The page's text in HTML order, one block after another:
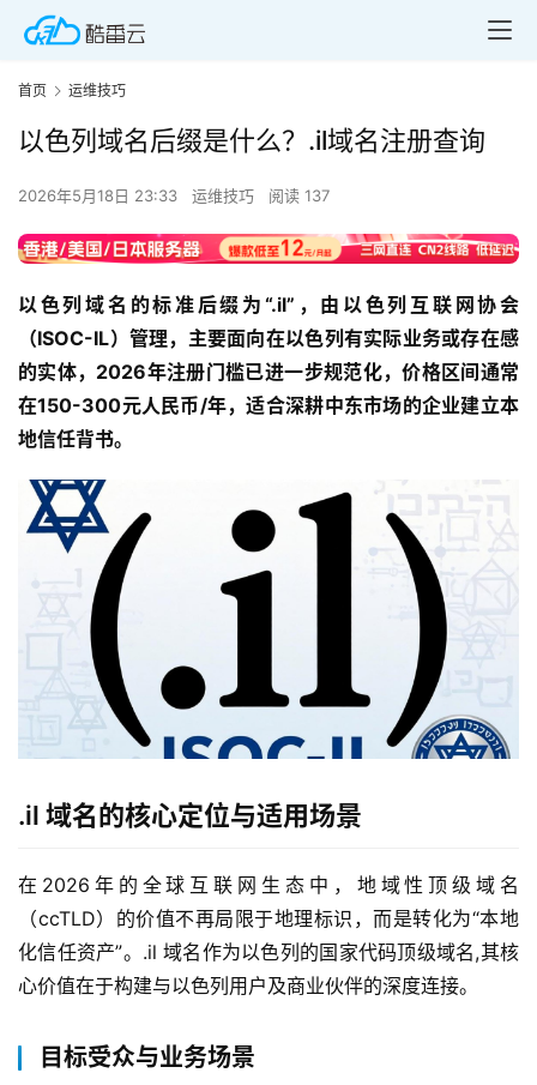
首页 运维技巧
以色列域名后缀是什么？.il域名注册查询
2026年5月18日 23:33 运维技巧 阅读 137
以色列域名的标准后缀为“.il”，由以色列互联网协会
（ISOC-IL）管理，主要面向在以色列有实际业务或存在感
的实体，2026年注册门槛已进一步规范化，价格区间通常
在150-300元人民币/年，适合深耕中东市场的企业建立本
地信任背书。
.il 域名的核心定位与适用场景
在2026年的全球互联网生态中，地域性顶级域名
（ccTLD）的价值不再局限于地理标识，而是转化为“本地
化信任资产”。.il 域名作为以色列的国家代码顶级域名,其核
心价值在于构建与以色列用户及商业伙伴的深度连接。
目标受众与业务场景